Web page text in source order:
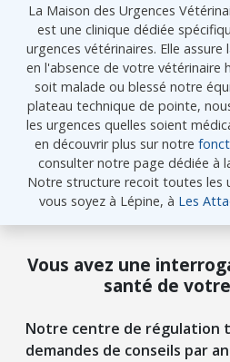
La Maison des Urgences
est une clinique dédiée
urgences vétérinaires. Elle
en l'absence de votre vétérinaire
soit malade ou blessé notre
plateau technique de pointe,
les urgences quelles soient
en découvrir plus sur notre
consulter notre page dédiée à
Notre structure recoit toutes les
vous soyez à Lépine, à Les
Vous avez une
santé de
Notre centre de régulation
demandes de conseils par